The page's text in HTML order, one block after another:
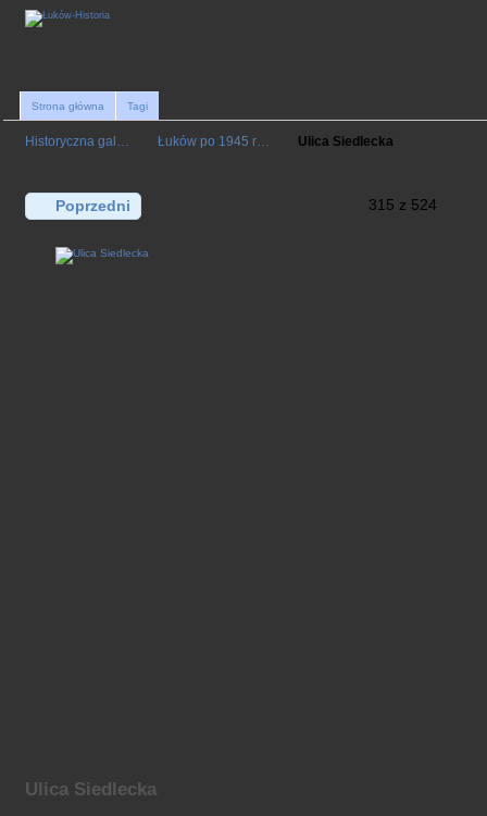
Strona główna Tagi
Historyczna gal… Łuków po 1945 r… Ulica Siedlecka
Poprzedni 315 z 524
Ulica Siedlecka